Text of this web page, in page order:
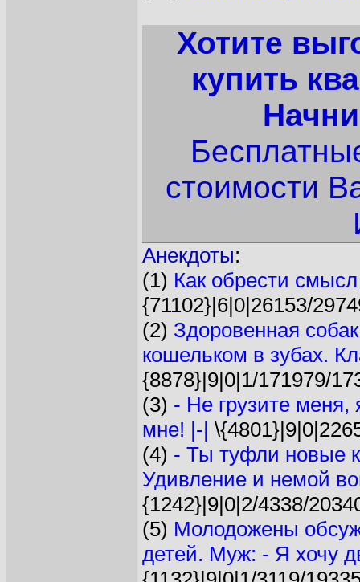
Хотите
купить
стоимости
Анекдоты:
(1) Как обрести
{71102}|6|0|26153/
(2) Здоровенная
кошельком в зубах.
{8878}|9|0|1/171979/
(3) - Не грузите меня,
мне! |-|
(4) - Ты туфли новые
Удивление и немой
{1242}|9|0|2/4338/
(5) Молодожены
детей. Муж: - Я хочу